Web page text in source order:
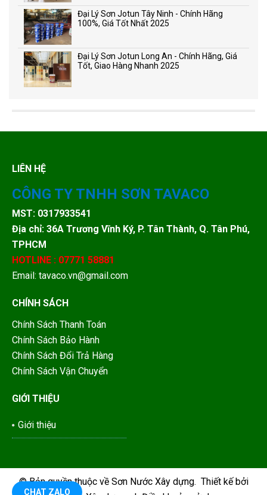
Đại Lý Sơn Jotun Tây Ninh - Chính Hãng
100%, Giá Tốt Nhất 2025
Đại Lý Sơn Jotun Long An - Chính Hãng, Giá
Tốt, Giao Hàng Nhanh 2025
LIÊN HỆ
CÔNG TY TNHH SƠN TAVACO
MST: 0317933541
Địa chỉ: 36A Trương Vĩnh Ký, P. Tân Thành, Q. Tân Phú,
TPHCM
HOTLINE : 07771 58881
Email: tavaco.vn@gmail.com
CHÍNH SÁCH
Chính Sách Thanh Toán
Chính Sách Bảo Hành
Chính Sách Đổi Trả Hàng
Chính Sách Vận Chuyển
GIỚI THIỆU
Giới thiệu
© Bản quyền thuộc về Sơn Nước Xây dựng. Thiết kế bởi
CHAT ZALO